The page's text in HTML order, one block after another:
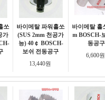
쏘
가
바이메탈 파워홀쏘
(SUS 2mm 천공가
능) 40￠ BOSCH-
보쉬 전동공구
13,440원
바이메탈 홀
m BOSCH-
동공구
6,600